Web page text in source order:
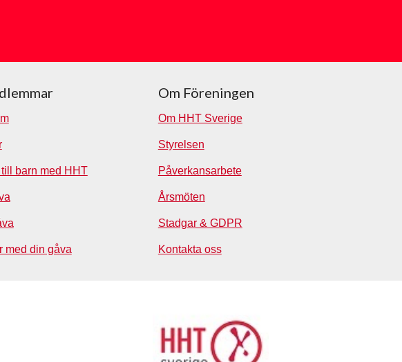
barn med HHT
med din gåva
Om Föreningen
Om HHT Sverige
Styrelsen
Påverkansarbete
Årsmöten
Stadgar & GDPR
Kontakta oss